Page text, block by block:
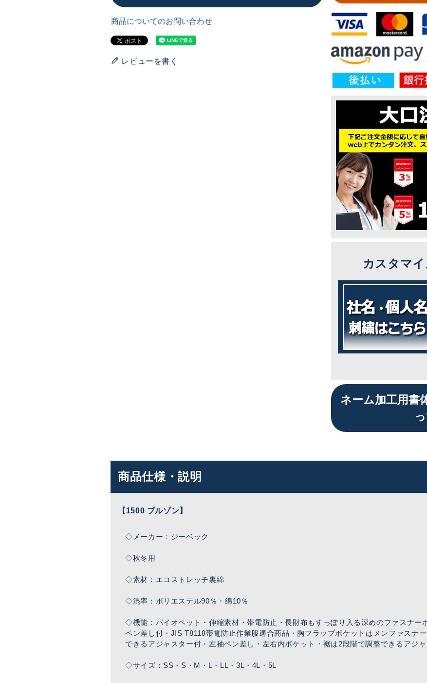
商品についてのお問い合わせ
レビューを書く
カスタマ
ネーム加工用書
商品仕様・説明
【1500 ブルゾン】
◇メーカー：ジーベック
◇秋冬用
◇素材：エコストレッチ裏綿
◇混率：ポリエステル90％・綿10％
◇機能：バイオペット・伸縮素材・帯電防止・長財布もすっぽり入る深めのファスナー
ペン差し付・JIS T8118帯電防止作業服適合商品・胸フラップポケットはメンファスナ
できるアジャスター付・左袖ペン差し・左右内ポケット・裾は2段階で調整できるアジ
◇サイズ：SS・S・M・L・LL・3L・4L・5L